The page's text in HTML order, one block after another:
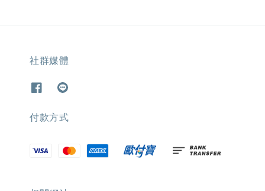
社群媒體
付款方式